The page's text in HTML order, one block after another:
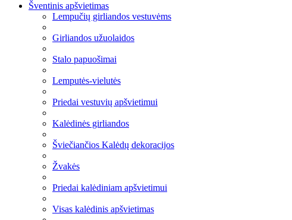
Šventinis apšvietimas
Lempučių girliandos vestuvėms
Girliandos užuolaidos
Stalo papuošimai
Lemputės-vielutės
Priedai vestuvių apšvietimui
Kalėdinės girliandos
Šviečiančios Kalėdų dekoracijos
Žvakės
Priedai kalėdiniam apšvietimui
Visas kalėdinis apšvietimas